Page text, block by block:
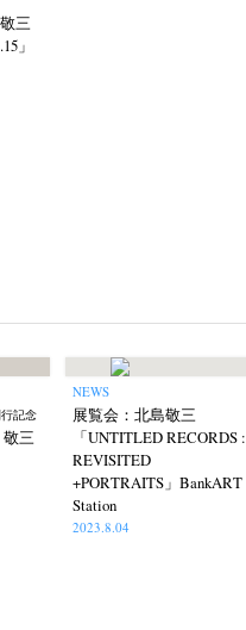
三
」
記念
三
NEWS
展覧会：北島敬三
「UNTITLED RECORDS :
REVISITED
+PORTRAITS」BankART
Station
2023.8.04